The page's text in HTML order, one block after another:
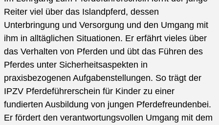
zwei
Teilen
Gestüt
Uhlenhof
Reiter viel über das Islandpferd, dessen
Unterbringung und Versorgung und den Umgang mit
ihm in alltäglichen Situationen. Er erfährt vieles über
das Verhalten von Pferden und übt das Führen des
Pferdes unter Sicherheitsaspekten in
praxisbezogenen Aufgabenstellungen. So trägt der
IPZV Pferdeführerschein für Kinder zu einer
fundierten Ausbildung von jungen Pferdefreundenbei.
Er fördert den verantwortungsvollen Umgang mit dem